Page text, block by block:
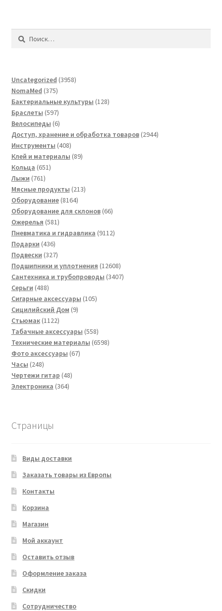
Найти:
Uncategorized 39583958
NomaMed 375375
товаров
Бактериальные культуры 128128
Браслеты 597597
товаров
Велосипеды 66
товаров
Доступ, хранение и обработка товаров 29442944
Инструменты 408408
товаров
Клей и материалы 8989
Кольца 651651
Лыжи 761761
товар
Мясные продукты 213213
Оборудование 81648164
товара
Оборудование для склонов 6666
Ожерелья 581581
товар
Пневматика и гидравлика 91129112
Подарки 436436
товаров
Подвески 327327
товаров
Подшипники и уплотнения 1260812608
товаров
Сантехника и трубопроводы 34073407
Серьги 488488
товаров
Сигарные аксессуары 105105
Сицилийский Дом 99
Стьюмак 11221122
товара
Табачные аксессуары 558558
товаров
Технические материалы 65986598
Фото аксессуары 6767
Часы 248248
товаров
Чертежи гитар 4848
Электроника 364364
Страницы
Виды доставки
Заказать товары из Европы
Контакты
Корзина
Магазин
Мой аккаунт
Оставить отзыв
Оформление заказа
Скидки
Сотрудничество